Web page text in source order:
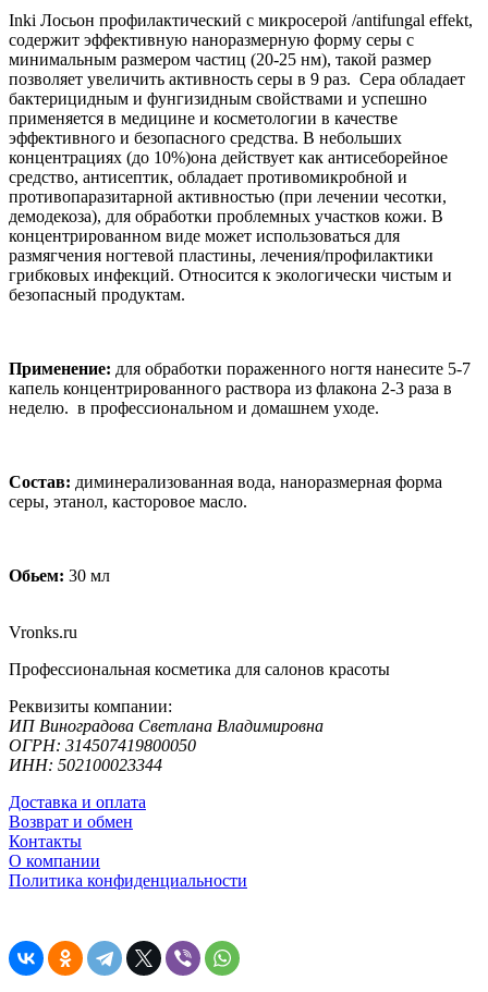
Inki Лосьон профилактический с микросерой /antifungal effekt,
содержит эффективную наноразмерную форму серы с
минимальным размером частиц (20-25 нм), такой размер
позволяет увеличить активность серы в 9 раз. Сера обладает
бактерицидным и фунгизидным свойствами и успешно
применяется в медицине и косметологии в качестве
эффективного и безопасного средства. В небольших
концентрациях (до 10%)она действует как антисеборейное
средство, антисептик, обладает противомикробной и
противопаразитарной активностью (при лечении чесотки,
демодекоза), для обработки проблемных участков кожи. В
концентрированном виде может использоваться для
размягчения ногтевой пластины, лечения/профилактики
грибковых инфекций. Относится к экологически чистым и
безопасный продуктам.
Применение: для обработки пораженного ногтя нанесите 5-7
капель концентрированного раствора из флакона 2-3 раза в
неделю. в профессиональном и домашнем уходе.
Состав: диминерализованная вода, наноразмерная форма
серы, этанол, касторовое масло.
Обьем: 30 мл
Vronks.ru
Профессиональная косметика для салонов красоты
Реквизиты компании:
ИП Виноградова Светлана Владимировна
ОГРН: 314507419800050
ИНН: 502100023344
Доставка и оплата
Возврат и обмен
Контакты
О компании
Политика конфиденциальности